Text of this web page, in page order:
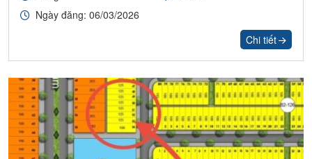
Ngày đăng: 06/03/2026
Chi tiết